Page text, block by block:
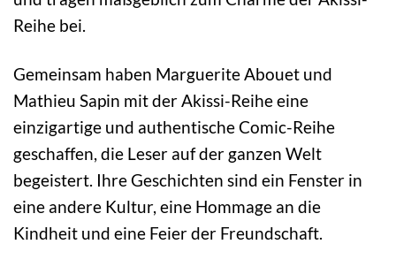
Reihe bei.
Gemeinsam haben Marguerite Abouet und
Mathieu Sapin mit der Akissi-Reihe eine
einzigartige und authentische Comic-Reihe
geschaffen, die Leser auf der ganzen Welt
begeistert. Ihre Geschichten sind ein Fenster in
eine andere Kultur, eine Hommage an die
Kindheit und eine Feier der Freundschaft.